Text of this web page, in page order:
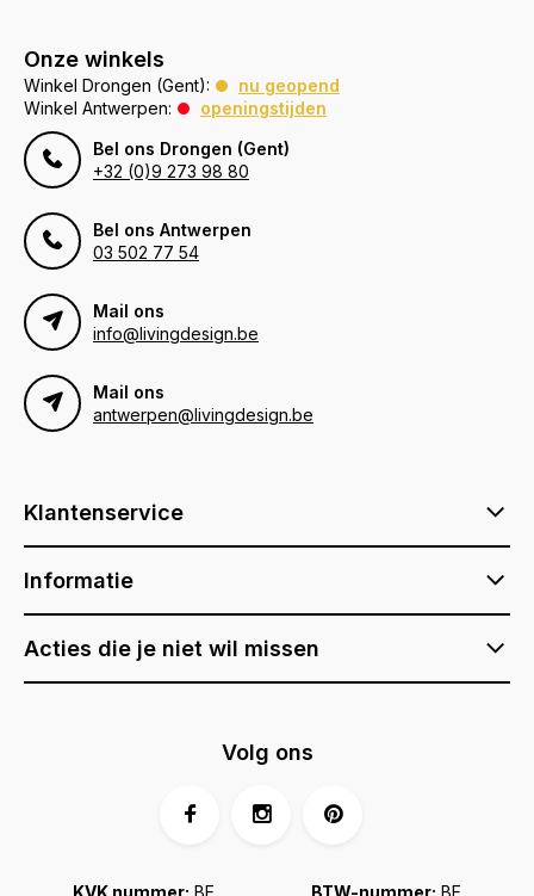
Onze winkels
Winkel Drongen (Gent):
nu geopend
Winkel Antwerpen:
openingstijden
Bel ons Drongen (Gent)
+32 (0)9 273 98 80
Bel ons Antwerpen
03 502 77 54
Mail ons
info@livingdesign.be
Mail ons
antwerpen@livingdesign.be
Klantenservice
Informatie
Acties die je niet wil missen
KVK nummer: BE BTW-nummer: BE
Volg ons